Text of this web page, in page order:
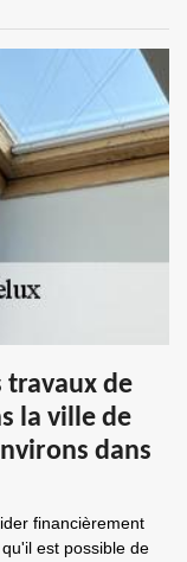
travaux de
la ville de
dans
financièrement
est possible de